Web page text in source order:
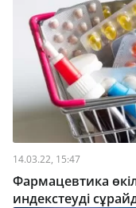
14.03.22, 15:47
Фармацевтика
индекстеуді